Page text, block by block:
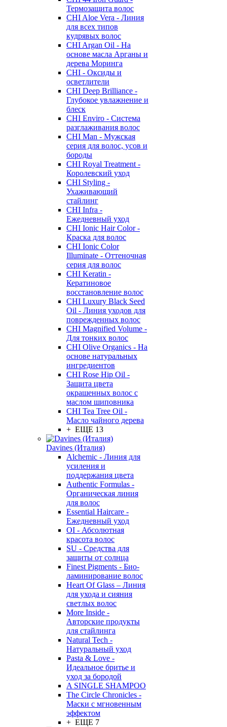
Термозащита волос
CHI Aloe Vera - Линия
для всех типов
кудрявых волос
CHI Argan Oil - На
основе масла Арганы и
дерева Моринга
CHI - Оксиды и
осветлители
CHI Deep Brilliance -
Глубокое увлажнение и
блеск
CHI Enviro - Система
разглаживания волос
CHI Man - Мужская
серия для волос, усов и
бороды
CHI Royal Treatment -
Королевский уход
CHI Styling -
Ухаживающий
стайлинг
CHI Infra -
Ежедневный уход
CHI Ionic Hair Color -
Краска для волос
CHI Ionic Color
Illuminate - Оттеночная
серия для волос
CHI Keratin -
Кератиновое
восстановление волос
CHI Luxury Black Seed
Oil - Линия уходов для
поврежденных волос
CHI Magnified Volume -
Для тонких волос
CHI Olive Organics - На
основе натуральных
ингредиентов
CHI Rose Hip Oil -
Защита цвета
окрашенных волос с
маслом шиповника
CHI Tea Tree Oil -
Масло чайного дерева
+ ЕЩЕ 13
Davines (Италия)
Alchemic - Линия для
усиления и
поддержания цвета
Authentic Formulas -
Органическая линия
для волос
Essential Haircare -
Eжедневный уход
OI - Абсолютная
красота волос
SU - Средства для
защиты от солнца
Finest Pigments - Био-
ламинирование волос
Heart Of Glass – Линия
для ухода и сияния
светлых волос
More Inside -
Авторские продукты
для стайлинга
Natural Tech -
Натуральный уход
Pasta & Love -
Идеальное бритье и
уход за бородой
A SINGLE SHAMPOO
The Circle Chronicles -
Маски с мгновенным
эффектом
+ ЕЩЕ 7